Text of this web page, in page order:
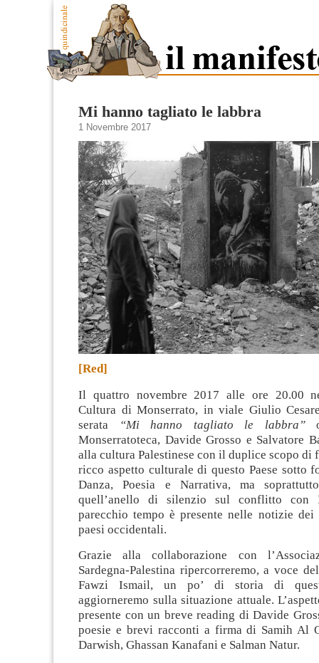
Mi hanno tagliato le labbra
1 Novembre 2017
[Red]
Il quattro novembre 2017 alle ore 20.00
Cultura di Monserrato, in viale Giulio
serata
“Mi hanno tagliato le labbra”
Monserratoteca, Davide Grosso e Salvatore
alla cultura Palestinese con il duplice scopo di
ricco aspetto culturale di questo Paese sotto
Danza, Poesia e Narrativa, ma
quell’anello di silenzio sul conflitto con
parecchio tempo è presente nelle notizie
paesi occidentali.
Grazie alla collaborazione con
Sardegna-Palestina ripercorreremo, a voce
Fawzi Ismail, un po’ di storia di
aggiorneremo sulla situazione attuale.
presente con un breve reading di Davide
poesie e brevi racconti a firma di Samih Al
Darwish, Ghassan Kanafani e Salman Natur.